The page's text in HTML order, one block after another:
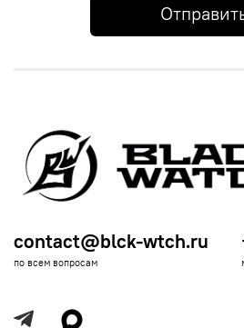
contact@blck-wtch.ru
по всем вопросам